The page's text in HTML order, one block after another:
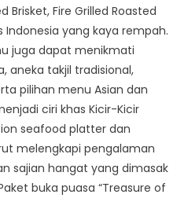
Brisket, Fire Grilled Roasted
Indonesia yang kaya rempah.
juga dapat menikmati
aneka takjil tradisional,
pilihan menu Asian dan
ciri khas Kicir-Kicir
seafood platter dan
melengkapi pengalaman
sajian hangat yang dimasak
buka puasa “Treasure of